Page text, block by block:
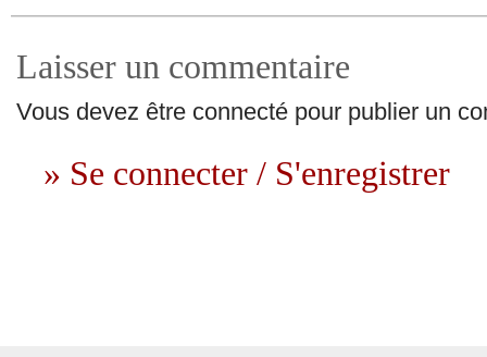
Laisser un commentaire
Vous devez être connecté pour publier un
» Se connecter / S'enregistrer